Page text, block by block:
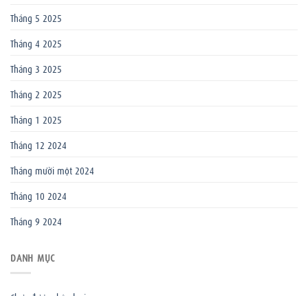
Tháng 5 2025
Tháng 4 2025
Tháng 3 2025
Tháng 2 2025
Tháng 1 2025
Tháng 12 2024
Tháng mười một 2024
Tháng 10 2024
Tháng 9 2024
DANH MỤC